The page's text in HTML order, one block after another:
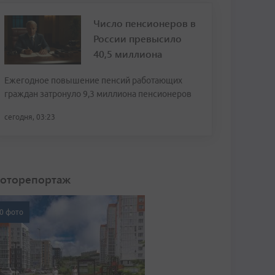
Число пенсионеров в
России превысило
40,5 миллиона
Ежегодное повышение пенсий работающих
граждан затронуло 9,3 миллиона пенсионеров
сегодня, 03:23
фото